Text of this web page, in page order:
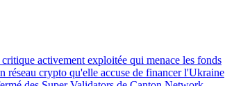
activement exploitée qui menace les fonds
réseau crypto qu'elle accuse de financer l'Ukraine